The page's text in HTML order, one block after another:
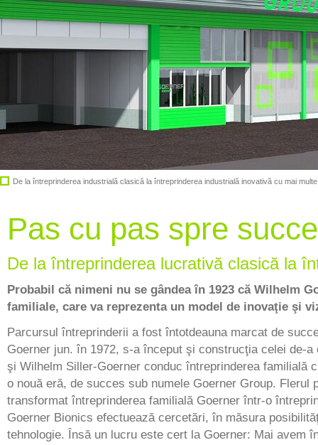
De la întreprinderea industrială clasică la întreprinderea industrială inovativă cu mai
Pas cu pas spre
De la întreprinderea lucrativă clasică la
Probabil că nimeni nu se gândea în 1923 că Wilhelm
familiale, care va reprezenta un model de inovaţie şi
Parcursul întreprinderii a fost întotdeauna marcat de
Goerner jun. în 1972, s-a început şi construcţia celei de-
şi Wilhelm Siller-Goerner conduc întreprinderea
o nouă eră, de succes sub numele Goerner Group.
transformat întreprinderea familială Goerner într-o
Goerner Bionics efectuează cercetări, în măsura
tehnologie. Însă un lucru este cert la Goerner: Mai avem